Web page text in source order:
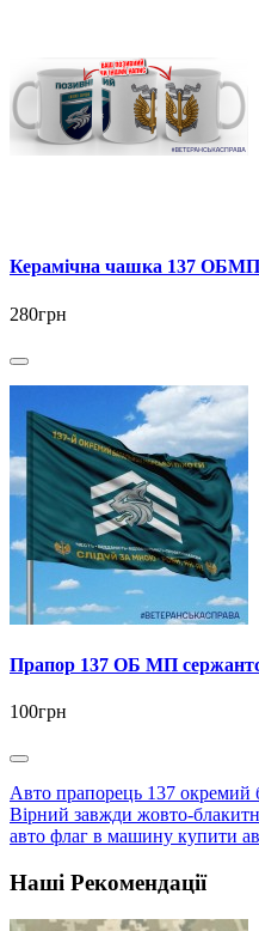
Керамічна чашка 137 ОБМП
280грн
Прапор 137 ОБ МП
100грн
Авто прапорець 137 окремий
Вірний завжди жовто-
авто флаг в машину купити
Наші Рекомендації